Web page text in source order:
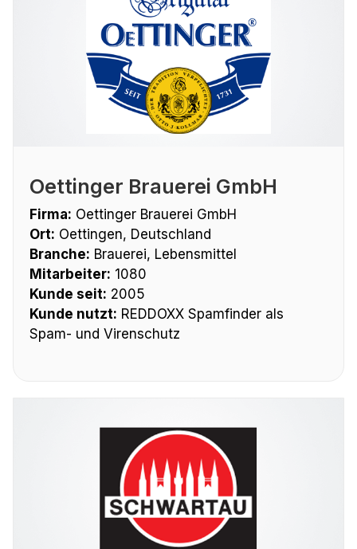
Oettinger Brauerei GmbH
Firma: Oettinger Brauerei GmbH
Ort: Oettingen, Deutschland
Branche: Brauerei, Lebensmittel
Mitarbeiter: 1080
Kunde seit: 2005
Kunde nutzt: REDDOXX Spamfinder als
Spam- und Virenschutz